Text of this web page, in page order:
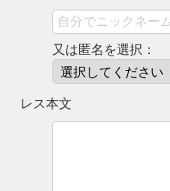
又は匿名を選択：
レス本文